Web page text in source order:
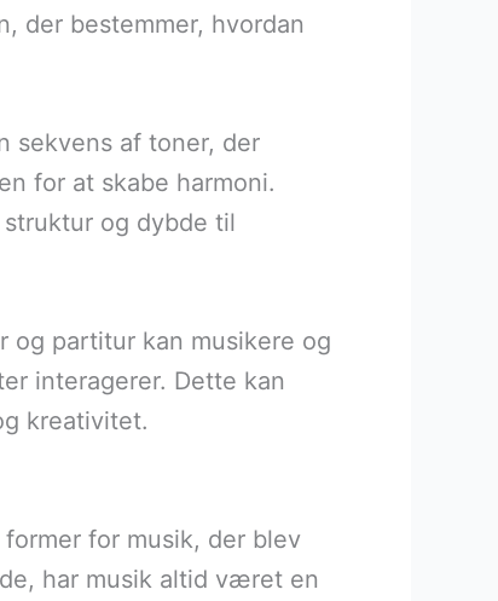
der bestemmer, hvordan
sekvens af toner, der
for at skabe harmoni.
og dybde til
og partitur kan musikere og
interagerer. Dette kan
kreativitet.
for musik, der blev
har musik altid været en